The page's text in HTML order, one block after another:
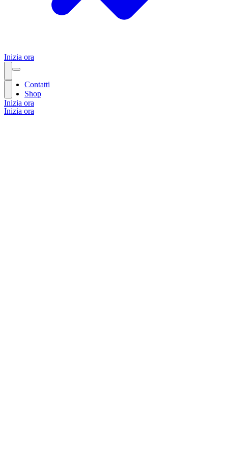
Inizia ora
Inizia ora
Contatti
Shop
Inizia ora